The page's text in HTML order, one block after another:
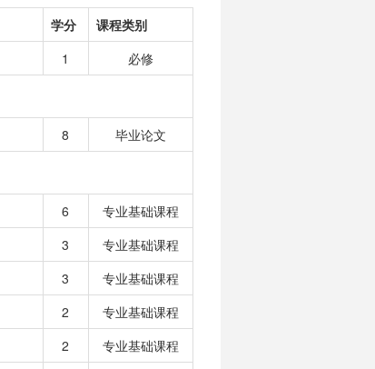
学分
课程类别
1 必修
8 毕业论文
6
专业基础课程
3
专业基础课程
3
专业基础课程
2
专业基础课程
2
专业基础课程